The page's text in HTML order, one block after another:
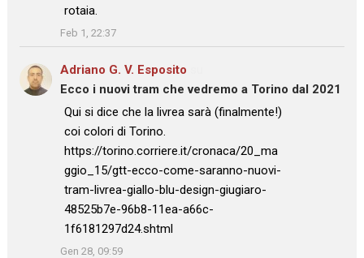
rotaia.
”
Feb 1, 22:37
Adriano G. V. Esposito
Ecco i nuovi tram che vedremo a Torino dal 2021
: “
Qui si dice che la livrea sarà (finalmente!)
coi colori di Torino.
https://torino.corriere.it/cronaca/20_ma
ggio_15/gtt-ecco-come-saranno-nuovi-
tram-livrea-giallo-blu-design-giugiaro-
48525b7e-96b8-11ea-a66c-
1f6181297d24.shtml
Gen 28, 09:59